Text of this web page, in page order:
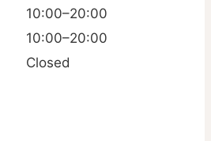
10:00–20:00
10:00–20:00
Closed